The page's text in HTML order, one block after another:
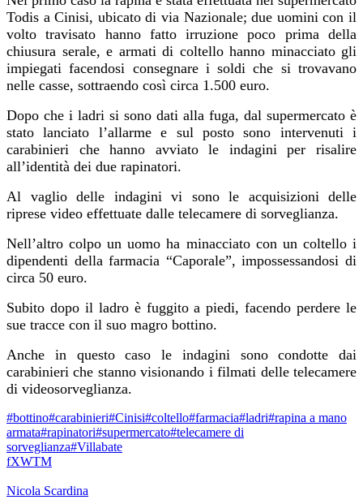
Todis a Cinisi, ubicato di via Nazionale; due uomini con il
volto travisato hanno fatto irruzione poco prima della
chiusura serale, e armati di coltello hanno minacciato gli
impiegati facendosi consegnare i soldi che si trovavano
nelle casse, sottraendo così circa 1.500 euro.
Dopo che i ladri si sono dati alla fuga, dal supermercato è
stato lanciato l’allarme e sul posto sono intervenuti i
carabinieri che hanno avviato le indagini per risalire
all’identità dei due rapinatori.
Al vaglio delle indagini vi sono le acquisizioni delle
riprese video effettuate dalle telecamere di sorveglianza.
Nell’altro colpo un uomo ha minacciato con un coltello i
dipendenti della farmacia “Caporale”, impossessandosi di
circa 50 euro.
Subito dopo il ladro è fuggito a piedi, facendo perdere le
sue tracce con il suo magro bottino.
Anche in questo caso le indagini sono condotte dai
carabinieri che stannovisionando i filmati delle telecamere
di videosorveglianza.
#bottino#carabinieri#Cinisi#coltello#farmacia#ladri#rapina a mano
armata#rapinatori#supermercato#telecamere di
sorveglianza#Villabate
fXWTM
Nicola Scardina